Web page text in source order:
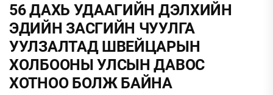
56 ДАХЬ УДААГИЙН ДЭЛХИЙН
ЭДИЙН ЗАСГИЙН ЧУУЛГА
УУЛЗАЛТАД ШВЕЙЦАРЫН
ХОЛБООНЫ УЛСЫН ДАВОС
ХОТНОО БОЛЖ БАЙНА